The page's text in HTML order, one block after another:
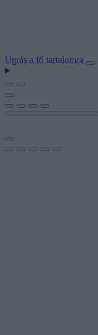
Ugrás a fő tartalomra